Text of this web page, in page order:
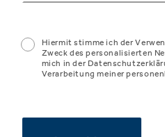
Hiermit stimme ich der
Zweck des personalisierten
mich in der
Verarbeitung meiner